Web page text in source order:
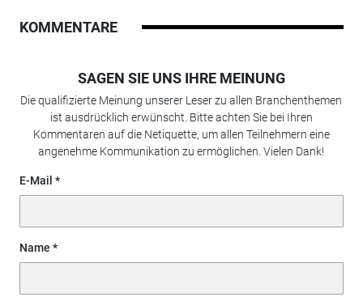
KOMMENTARE
SAGEN SIE UNS IHRE MEINUNG
Die qualifizierte Meinung unserer Leser zu allen Branchenthemen
ist ausdrücklich erwünscht. Bitte achten Sie bei Ihren
Kommentaren auf die Netiquette, um allen Teilnehmern eine
angenehme Kommunikation zu ermöglichen. Vielen Dank!
E-Mail
Name